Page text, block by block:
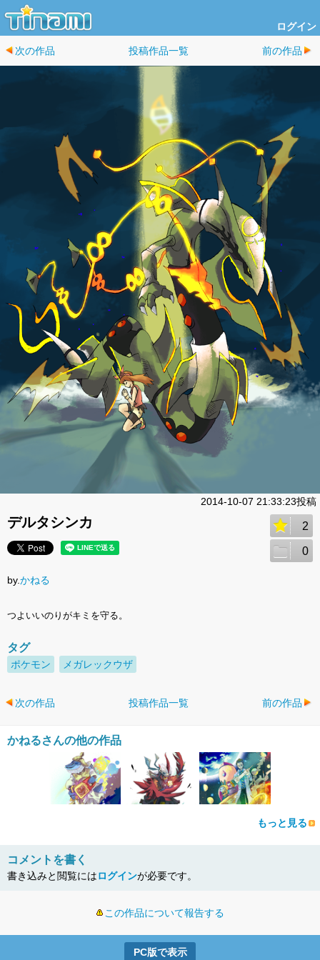
ログイン
次の作品 投稿作品一覧 前の作品
2014-10-07 21:33:23投稿
デルタシンカ 2
0
by.かねる
つよいいのりがキミを守る。
タグ
ポケモン メガレックウザ
次の作品 投稿作品一覧 前の作品
かねるさんの他の作品
もっと見る
コメントを書く
書き込みと閲覧にはログインが必要です。
この作品について報告する
PC版で表示